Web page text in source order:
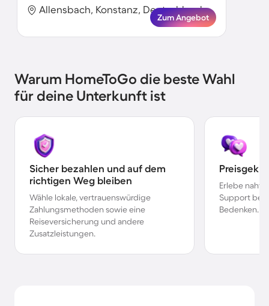
Allensbach, Konstanz, Deutschland
Zum Angebot
Warum HomeToGo die beste Wahl
für deine Unterkunft ist
Sicher bezahlen und auf dem
richtigen Weg bleiben
Wähle lokale, vertrauenswürdige
Zahlungsmethoden sowie eine
Reiseversicherung und andere
Zusatzleistungen.
Erlebe
Support bei
Bedenken.